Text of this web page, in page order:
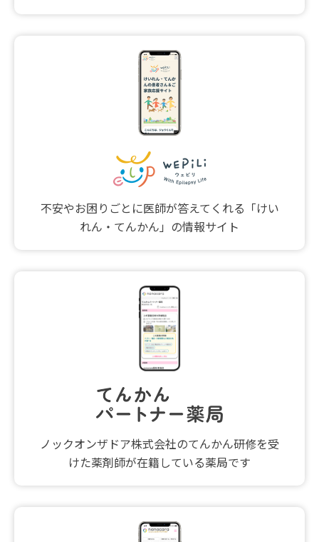
不安やお困りごとに医師が答えてくれる「けい
れん・てんかん」の情報サイト
ノックオンザドア株式会社のてんかん研修を受
けた薬剤師が在籍している薬局です